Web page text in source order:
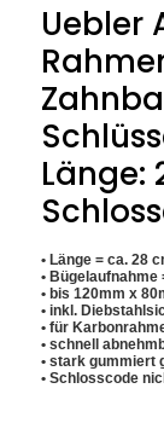
Uebler
Länge:
• Länge = ca. 28
• Bügelaufnahme
• bis 120mm x
• inkl.
• für
• schnell
• stark gummiert
• Schlosscode